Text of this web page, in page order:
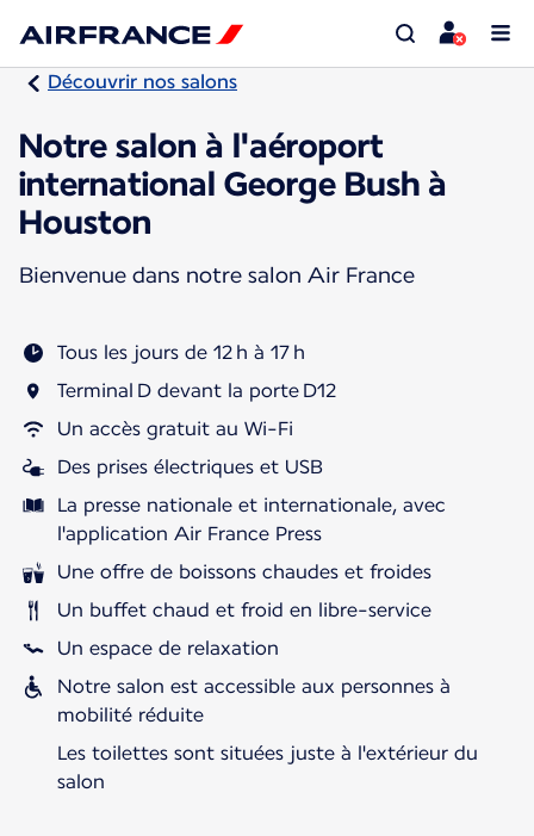
Découvrir nos salons
Notre salon à l'aéroport
international George Bush à
Houston
Bienvenue dans notre salon Air France
Tous les jours de 12 h à 17 h
Terminal D devant la porte D12
Un accès gratuit au Wi-Fi
Des prises électriques et USB
La presse nationale et internationale, avec
l'application Air France Press
Une offre de boissons chaudes et froides
Un buffet chaud et froid en libre-service
Un espace de relaxation
Notre salon est accessible aux personnes à
mobilité réduite
Les toilettes sont situées juste à l'extérieur du
salon